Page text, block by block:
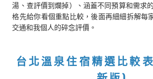
湯、查評價到爛掉）、涵蓋不同預算和需求的
格先給你看個重點比較，後面再細細拆解每
交通和我個人的碎念評價。
台北溫泉住宿精選比較